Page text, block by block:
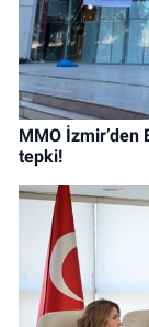
MMO İzmir’den
tepki!